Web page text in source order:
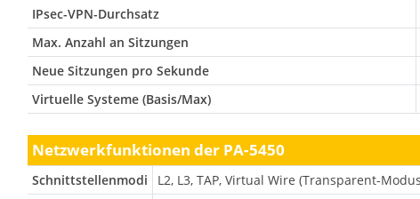
IPsec-VPN-Durchsatz
Max. Anzahl an Sitzungen
Neue Sitzungen pro Sekunde
Virtuelle Systeme (Basis/Max)
Netzwerkfunktionen der PA‑5450
Schnittstellenmodi
L2, L3, TAP, Virtual Wire (Transparent-